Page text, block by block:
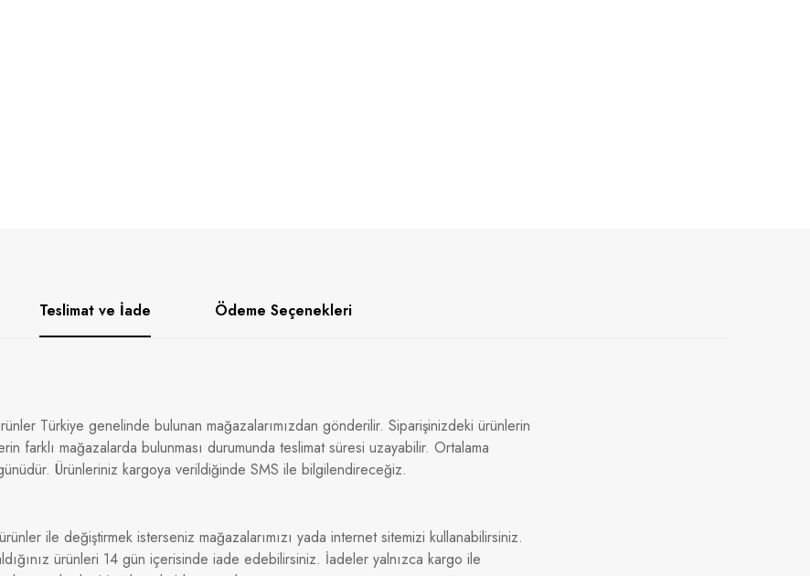
Teslimat ve İade Ödeme Seçenekleri
Türkiye genelinde bulunan mağazalarımızdan gönderilir. Siparişinizdeki ürünlerin
farklı mağazalarda bulunması durumunda teslimat süresi uzayabilir. Ortalama
Ürünleriniz kargoya verildiğinde SMS ile bilgilendireceğiz.
ile değiştirmek isterseniz mağazalarımızı yada internet sitemizi kullanabilirsiniz.
ürünleri 14 gün içerisinde iade edebilirsiniz. İadeler yalnızca kargo ile